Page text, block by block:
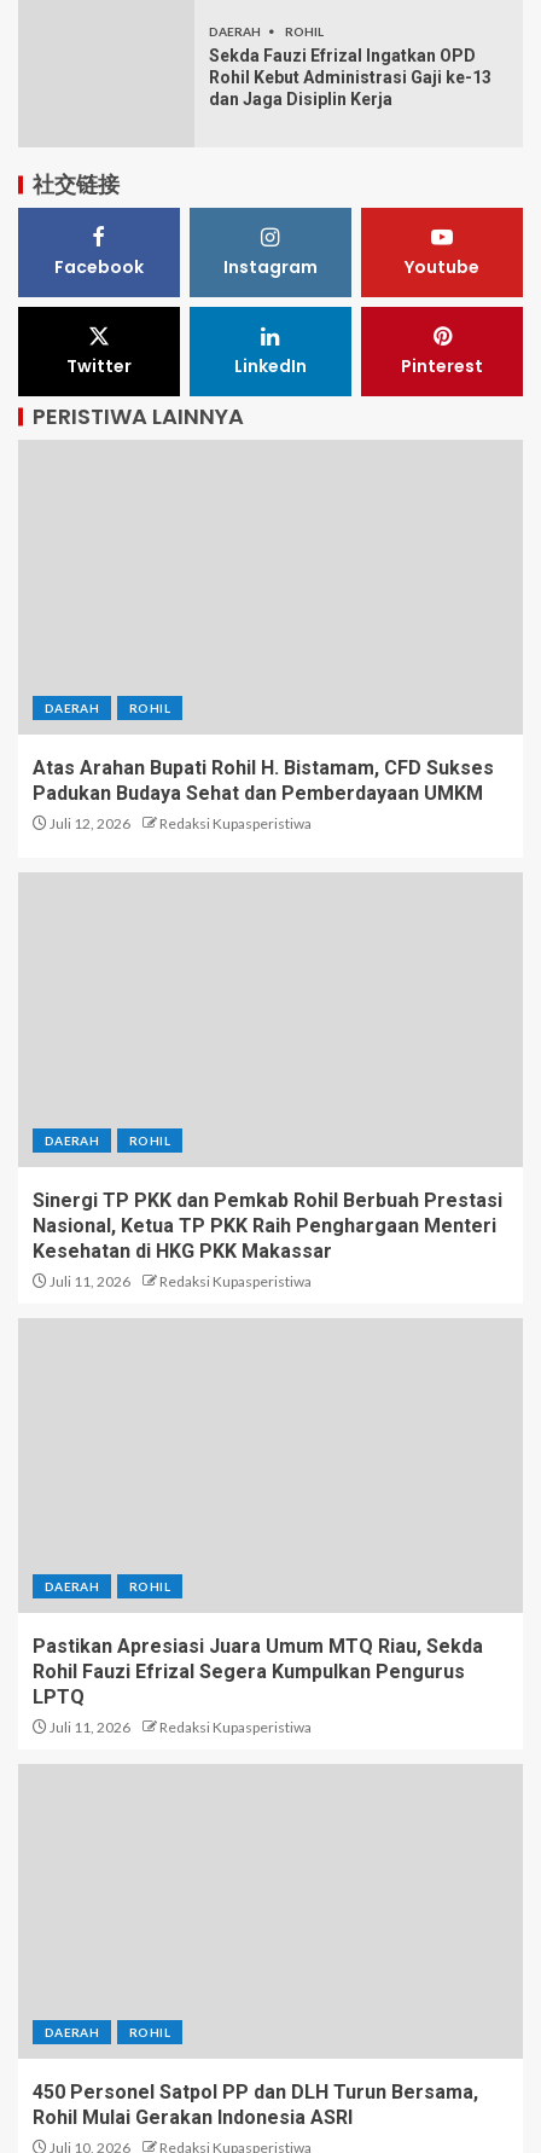
DAERAH ROHIL
Sekda Fauzi Efrizal Ingatkan OPD
Rohil Kebut Administrasi Gaji ke-13
dan Jaga Disiplin Kerja
社交链接
Facebook Instagram Youtube
Twitter LinkedIn Pinterest
PERISTIWA LAINNYA
DAERAH ROHIL
Atas Arahan Bupati Rohil H. Bistamam, CFD Sukses
Padukan Budaya Sehat dan Pemberdayaan UMKM
Juli 12, 2026 Redaksi Kupasperistiwa
DAERAH ROHIL
Sinergi TP PKK dan Pemkab Rohil Berbuah Prestasi
Nasional, Ketua TP PKK Raih Penghargaan Menteri
Kesehatan di HKG PKK Makassar
Juli 11, 2026 Redaksi Kupasperistiwa
DAERAH ROHIL
Pastikan Apresiasi Juara Umum MTQ Riau, Sekda
Rohil Fauzi Efrizal Segera Kumpulkan Pengurus
LPTQ
Juli 11, 2026 Redaksi Kupasperistiwa
DAERAH ROHIL
450 Personel Satpol PP dan DLH Turun Bersama,
Rohil Mulai Gerakan Indonesia ASRI
Juli 10, 2026 Redaksi Kupasperistiwa